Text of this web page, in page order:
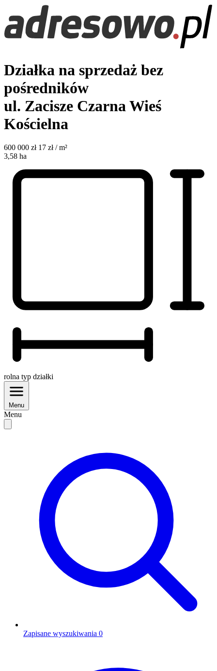
Działka na sprzedaż bez
pośredników
ul. Zacisze Czarna Wieś
Kościelna
600 000 zł 17 zł / m²
3,58 ha
rolna typ działki
Menu
Menu
Zapisane wyszukiwania 0